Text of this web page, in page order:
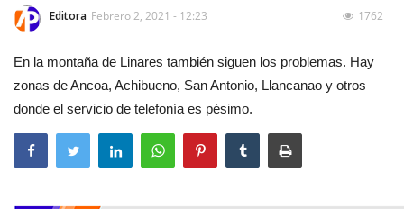
Editora Febrero 2, 2021 - 12:23 1762
En la montaña de Linares también siguen los problemas. Hay
zonas de Ancoa, Achibueno, San Antonio, Llancanao y otros
donde el servicio de telefonía es pésimo.